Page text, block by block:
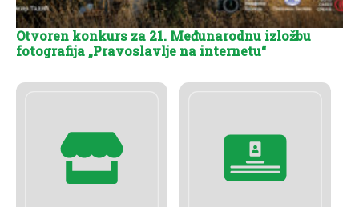
Otvoren konkurs za 21. Međunarodnu izložbu
fotografija „Pravoslavlje na internetu“